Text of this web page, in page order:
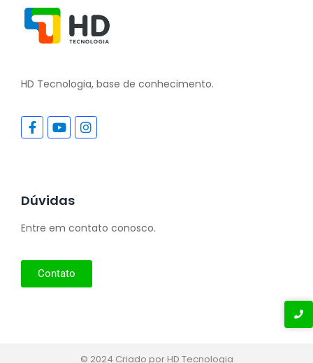
HD Tecnologia, base de conhecimento.
Dúvidas
Entre em contato conosco.
Contato
© 2024 Criado por HD Tecnologia